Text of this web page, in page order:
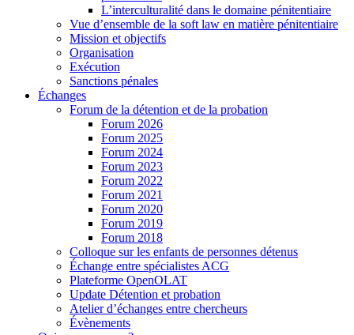
L’interculturalité dans le domaine pénitentiaire
Vue d’ensemble de la soft law en matière pénitentiaire
Mission et objectifs
Organisation
Exécution
Sanctions pénales
Échanges
Forum de la détention et de la probation
Forum 2026
Forum 2025
Forum 2024
Forum 2023
Forum 2022
Forum 2021
Forum 2020
Forum 2019
Forum 2018
Colloque sur les enfants de personnes détenus
Échange entre spécialistes ACG
Plateforme OpenOLAT
Update Détention et probation
Atelier d’échanges entre chercheurs
Évènements